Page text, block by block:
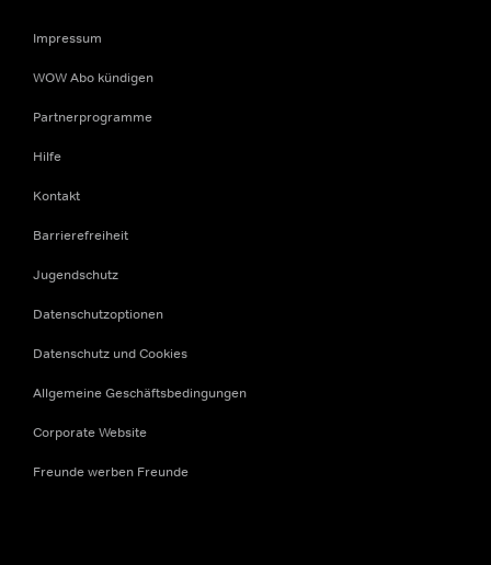
Impressum
WOW Abo kündigen
Partnerprogramme
Hilfe
Kontakt
Barrierefreiheit
Jugendschutz
Datenschutzoptionen
Datenschutz und Cookies
Allgemeine Geschäftsbedingungen
Corporate Website
Freunde werben Freunde